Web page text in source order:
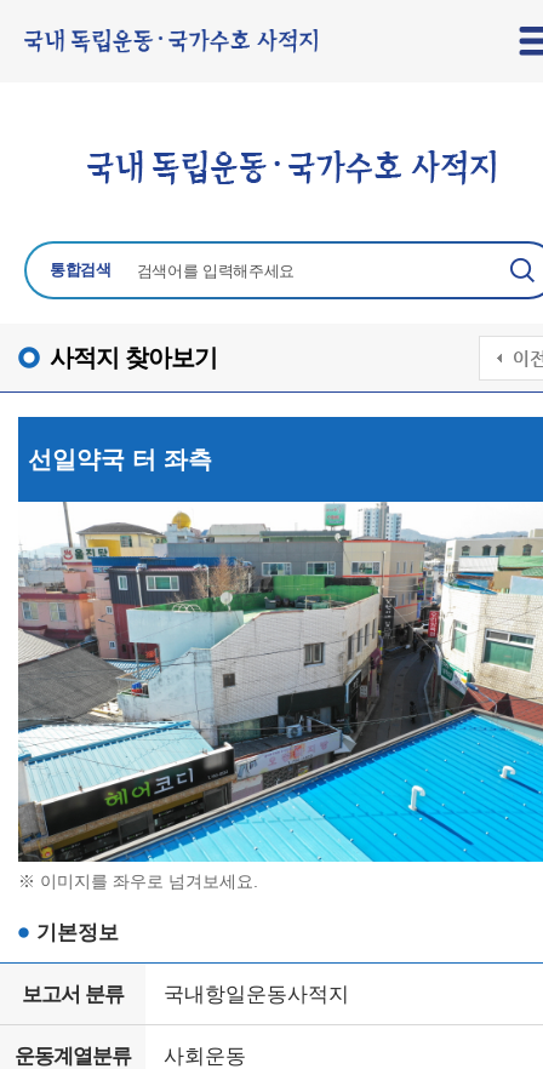
통합검색
사적지 찾아보기
선일약국 터 좌측
※ 이미지를 좌우로 넘겨보세요.
기본정보
보고서 분류 국내항일운동사적지
운동계열분류 사회운동